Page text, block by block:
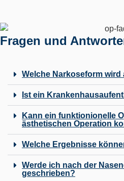
Fragen und
Welche Narkoseform wird
Ist ein
Kann ein funktionionelle
ästhetischen Operation
Welche Ergebnisse
Werde ich nach der
geschrieben?